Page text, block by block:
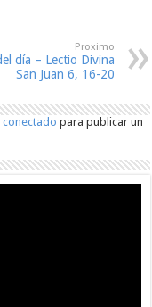
Proximo
día – Lectio Divina
San Juan 6, 16-20
conectado para publicar un